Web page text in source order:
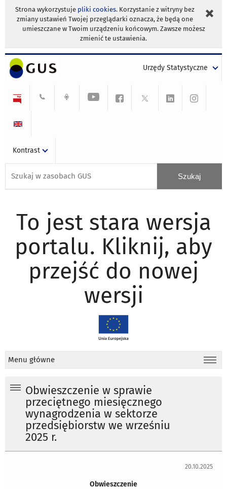
Strona wykorzystuje pliki cookies. Korzystanie z witryny bez
zmiany ustawień Twojej przeglądarki oznacza, że będą one
umieszczane w Twoim urządzeniu końcowym. Zawsze możesz
zmienić te ustawienia.
Urzędy Statystyczne
Kontrast
To jest stara wersja
portalu. Kliknij, aby
przejść do nowej
wersji
Menu główne
Obwieszczenie w sprawie
przeciętnego miesięcznego
wynagrodzenia w sektorze
przedsiębiorstw we wrześniu
2025 r.
20.10.2025
Obwieszczenie